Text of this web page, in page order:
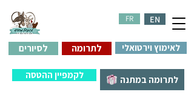
EN
FR
לתרומה לאימוץ וירטואלי
לתרומה במתנה
לסיורים
לקמפיין ההטסה